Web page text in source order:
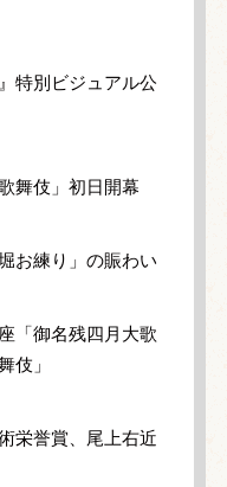
特別ビジュアル公
舞伎」初日開幕
お練り」の賑わい
「御名残四月大歌
伎」
栄誉賞、尾上右近